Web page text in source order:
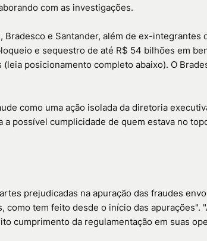
com as investigações.
e Santander, além de ex-integrantes
e sequestro de até R$ 54 bilhões em
posicionamento completo abaixo). O
como uma ação isolada da diretoria
possível cumplicidade de quem estava no
prejudicadas na apuração das fraudes
como tem feito desde o início das apurações".
cumprimento da regulamentação em suas